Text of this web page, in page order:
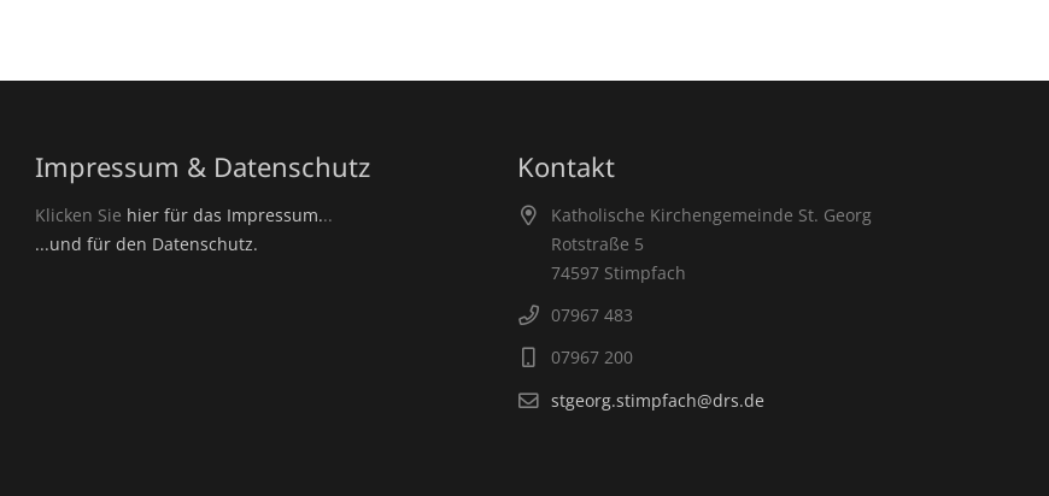
Impressum & Datenschutz
Klicken Sie hier für das Impressum...
...und für den Datenschutz.
Kontakt
Katholische Kirchengemeinde St. Georg
Rotstraße 5
74597 Stimpfach
07967 483
07967 200
stgeorg.stimpfach@drs.de